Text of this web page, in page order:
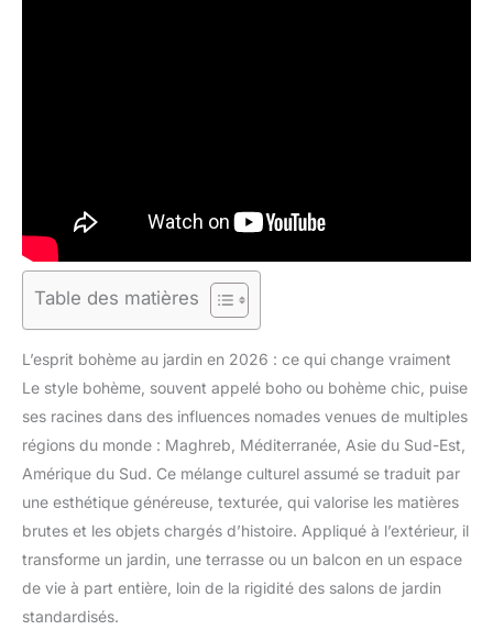
Table des matières
L’esprit bohème au jardin en 2026 : ce qui change vraiment
Le style bohème, souvent appelé boho ou bohème chic, puise
ses racines dans des influences nomades venues de multiples
régions du monde : Maghreb, Méditerranée, Asie du Sud-Est,
Amérique du Sud. Ce mélange culturel assumé se traduit par
une esthétique généreuse, texturée, qui valorise les matières
brutes et les objets chargés d’histoire. Appliqué à l’extérieur, il
transforme un jardin, une terrasse ou un balcon en un espace
de vie à part entière, loin de la rigidité des salons de jardin
standardisés.